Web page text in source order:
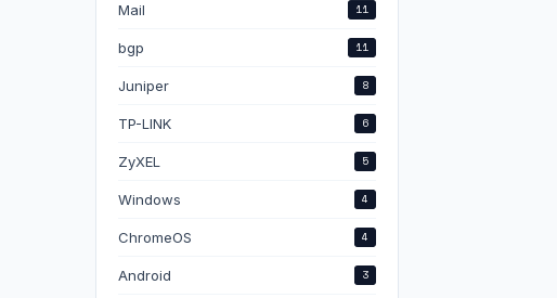
Mail 11
bgp 11
Juniper 8
TP-LINK 6
ZyXEL 5
Windows 4
ChromeOS 4
Android 3